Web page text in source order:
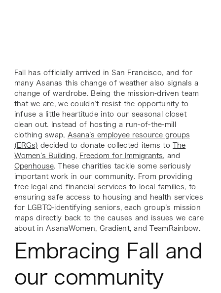
Fall has officially arrived in San Francisco, and for
many Asanas this change of weather also signals a
change of wardrobe. Being the mission-driven team
that we are, we couldn’t resist the opportunity to
infuse a little heartitude into our seasonal closet
clean out. Instead of hosting a run-of-the-mill
clothing swap, Asana’s employee resource groups
(ERGs) decided to donate collected items to
The
Women’s Building, Freedom for Immigrants, and
Openhouse. These charities tackle some seriously
important work in our community. From providing
free legal and financial services to local families, to
ensuring safe access to housing and health services
for LGBTQ-identifying seniors, each group’s mission
maps directly back to the causes and issues we care
about in AsanaWomen, Gradient, and TeamRainbow.
Embracing Fall and
our community